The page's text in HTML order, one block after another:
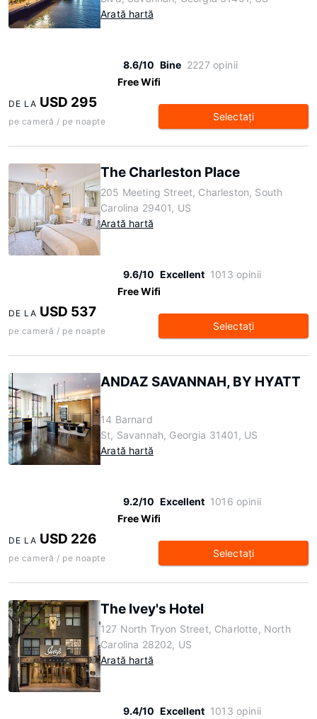
Arată hartă
8.6/10 Bine 2227 opinii
Free Wifi
DE LA USD 295
pe cameră / pe noapte Selectaţi
The Charleston Place
205 Meeting Street, Charleston, South
Carolina 29401, US
Arată hartă
9.6/10 Excellent 1013 opinii
Free Wifi
DE LA USD 537
pe cameră / pe noapte Selectaţi
ANDAZ SAVANNAH, BY HYATT
14 Barnard
St, Savannah, Georgia 31401, US
Arată hartă
9.2/10 Excellent 1016 opinii
Free Wifi
DE LA USD 226
pe cameră / pe noapte Selectaţi
The Ivey's Hotel
127 North Tryon Street, Charlotte, North
Carolina 28202, US
Arată hartă
9.4/10 Excellent 1013 opinii